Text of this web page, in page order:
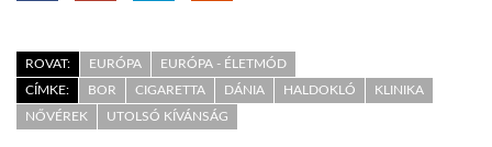
ROVAT: EURÓPA
EURÓPA - ÉLETMÓD
CÍMKE:
BOR CIGARETTA DÁNIA HALDOKLÓ
KLINIKA
NŐVÉREK
UTOLSÓ KÍVÁNSÁG